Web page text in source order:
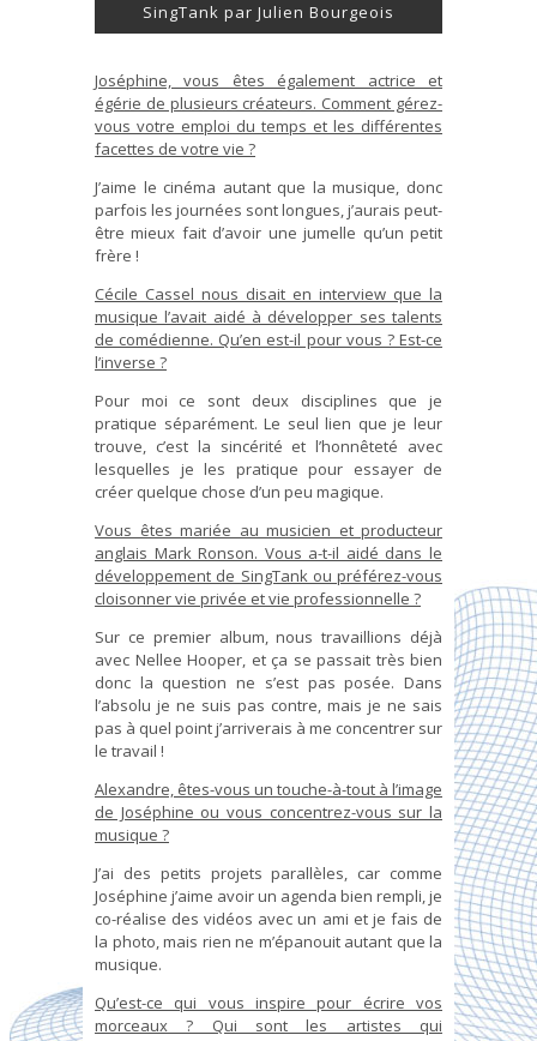
SingTank par Julien Bourgeois
Joséphine, vous êtes également actrice et
égérie de plusieurs créateurs. Comment gérez-
vous votre emploi du temps et les différentes
facettes de votre vie ?
J’aime le cinéma autant que la musique, donc
parfois les journées sont longues, j’aurais peut-
être mieux fait d’avoir une jumelle qu’un petit
frère !
Cécile Cassel nous disait en interview que la
musique l’avait aidé à développer ses talents
de comédienne. Qu’en est-il pour vous ? Est-ce
l’inverse ?
Pour moi ce sont deux disciplines que je
pratique séparément. Le seul lien que je leur
trouve, c’est la sincérité et l’honnêteté avec
lesquelles je les pratique pour essayer de
créer quelque chose d’un peu magique.
Vous êtes mariée au musicien et producteur
anglais Mark Ronson. Vous a-t-il aidé dans le
développement de SingTank ou préférez-vous
cloisonner vie privée et vie professionnelle ?
Sur ce premier album, nous travaillions déjà
avec Nellee Hooper, et ça se passait très bien
donc la question ne s’est pas posée. Dans
l’absolu je ne suis pas contre, mais je ne sais
pas à quel point j’arriverais à me concentrer sur
le travail !
Alexandre, êtes-vous un touche-à-tout à l’image
de Joséphine ou vous concentrez-vous sur la
musique ?
J’ai des petits projets parallèles, car comme
Joséphine j’aime avoir un agenda bien rempli, je
co-réalise des vidéos avec un ami et je fais de
la photo, mais rien ne m’épanouit autant que la
musique.
Qu’est-ce qui vous inspire pour écrire vos
morceaux ? Qui sont les artistes qui